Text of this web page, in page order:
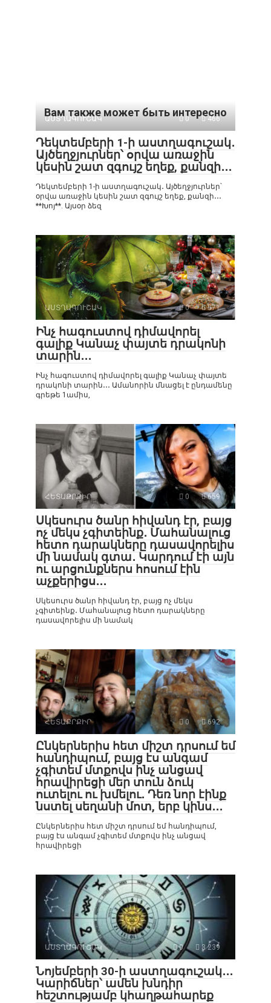
Вам также может быть интересно
ԱՍՏՂԱԳՈՒՇԱԿ 0 466
Դեկտեմբերի 1-ի աստղագուշակ․
Այծեղջյուրներ՝ օրվա առաջին
կեսին շատ զգույշ եղեք, քանզի․․․
Դեկտեմբերի 1-ի աստղագուշակ․ Այծեղջյուրներ՝
օրվա առաջին կեսին շատ զգույշ եղեք, քանզի․․․
**Խոյ**. Այսօր ձեզ
ԱՍՏՂԱԳՈՒՇԱԿ 0 571
Ինչ հագուստով դիմավորել
գալիք Կանաչ փայտե դրակոնի
տարին․․․
Ինչ հագուստով դիմավորել գալիք Կանաչ փայտե
դրակոնի տարին․․․ Ամանորին մնացել է ընդամենը
գրեթե 1ամիս,
ՀԵՏԱՔՐՔԻՐ 0 659
Սկեսուրս ծանր հիվանդ էր, բայց
ոչ մեկս չգիտեինք․ Մահանալուց
հետո դարակները դասավորելիս
մի նամակ գտա․ Կարդում էի այն
ու արցունքներս հոսում էին
աչքերիցս․․․
Սկեսուրս ծանր հիվանդ էր, բայց ոչ մեկս
չգիտեինք․ Մահանալուց հետո դարակները
դասավորելիս մի նամակ
ՀԵՏԱՔՐՔԻՐ 0 692
Ընկերներիս հետ միշտ դրսում եմ
հանդիպում, բայց էս անգամ
չգիտեմ մտքովս ինչ անցավ
հրավիրեցի մեր տուն ձուկ
ուտելու ու խմելու․ Դեռ նոր էինք
նստել սեղանի մոտ, երբ կինս․․․
Ընկերներիս հետ միշտ դրսում եմ հանդիպում,
բայց էս անգամ չգիտեմ մտքովս ինչ անցավ
հրավիրեցի
ԱՍՏՂԱԳՈՒՇԱԿ 0 3 239
Նոյեմբերի 30-ի աստղագուշակ․․․
Կարիճներ՝ ամեն խնդիր
հեշտությամբ կհաղթահարեք